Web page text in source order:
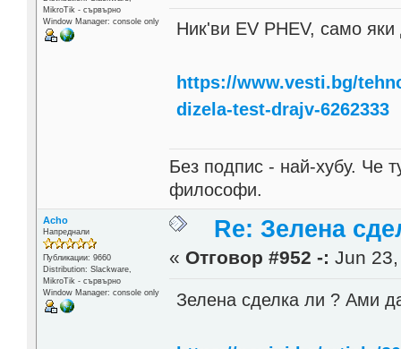
MikroTik - сървърно
Window Manager: console only
Ник'ви EV PHEV, само яки
https://www.vesti.bg/
dizela-test-drajv-6262333
Без подпис - най-хубу. Че
философи.
Acho
Напреднали
Публикации: 9660
Distribution: Slackware,
MikroTik - сървърно
Window Manager: console only
Re: Зелена
« Отговор #952 -: Jun
Зелена сделка ли ? Ами